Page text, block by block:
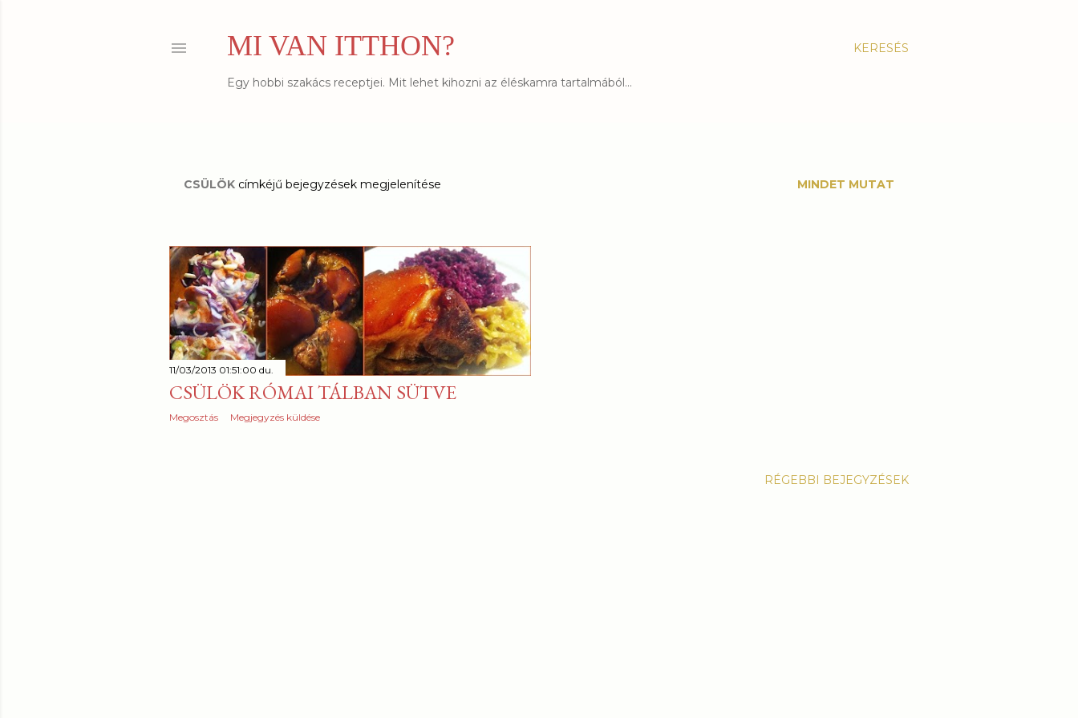
KERESÉS
MI VAN ITTHON?
Egy hobbi szakács receptjei. Mit lehet kihozni az éléskamra tartalmából...
B
j
e
g
y
z
é
s
CSÜLÖK címkéjű bejegyzések megjelenítése MINDET MUTAT
11/03/2013 01:51:00 du.
CSÜLÖK RÓMAI TÁLBAN SÜTVE
Megosztás Megjegyzés küldése
RÉGEBBI BEJEGYZÉSEK